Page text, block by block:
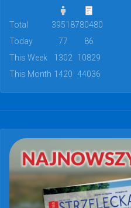
Total 39518780480
Today
77
86
This Week
1302
10829
This Month 1420 44036